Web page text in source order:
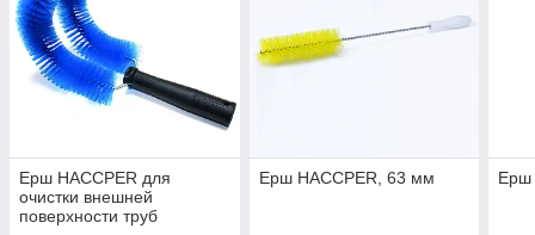
Ерш HACCPER для
очистки внешней
поверхности труб
Ерш HACCPER, 63 мм Ерш